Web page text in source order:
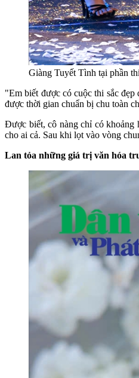
Giàng Tuyết Tình tại phần
"Em biết được có cuộc thi sắc
được thời gian chuẩn bị chu toàn
Được biết, cô nàng chỉ có khoảng
cho ai cả. Sau khi lọt vào vòng
Lan tỏa những giá trị văn hóa